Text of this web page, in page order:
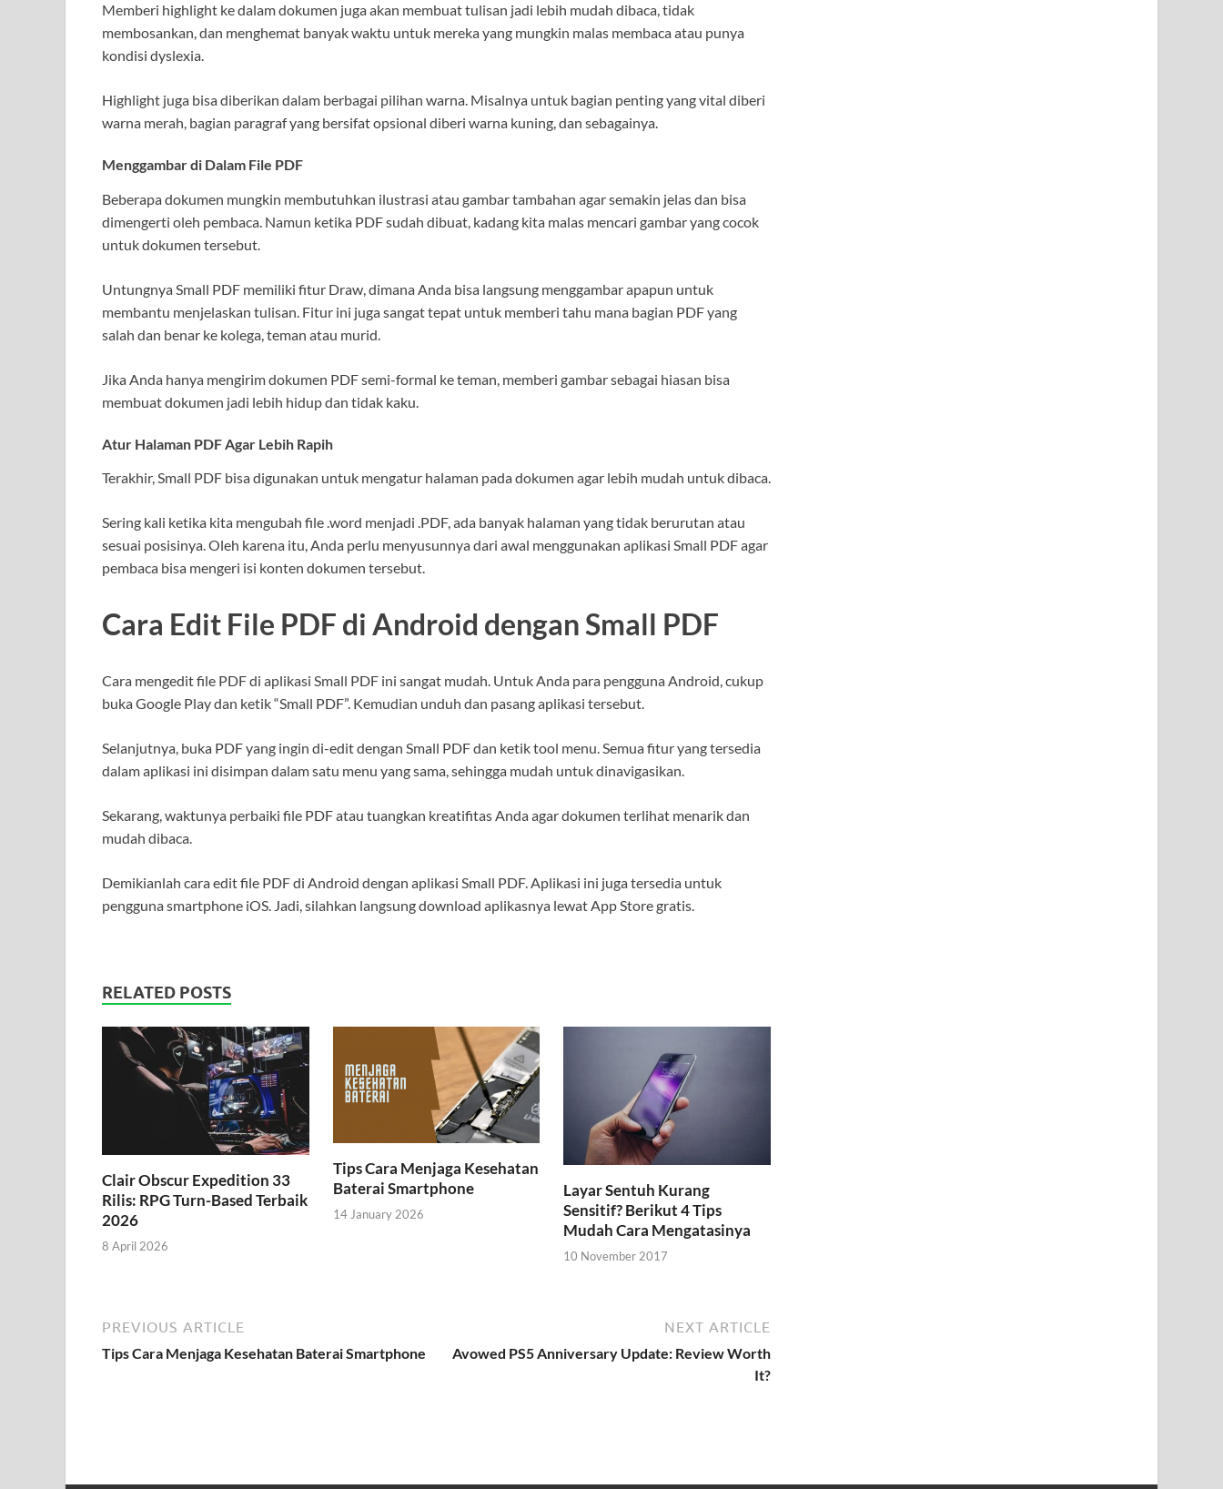
Memberi highlight ke dalam dokumen juga akan membuat tulisan jadi lebih mudah dibaca, tidak
membosankan, dan menghemat banyak waktu untuk mereka yang mungkin malas membaca atau punya
kondisi dyslexia.
Highlight juga bisa diberikan dalam berbagai pilihan warna. Misalnya untuk bagian penting yang vital diberi
warna merah, bagian paragraf yang bersifat opsional diberi warna kuning, dan sebagainya.
Menggambar di Dalam File PDF
Beberapa dokumen mungkin membutuhkan ilustrasi atau gambar tambahan agar semakin jelas dan bisa
dimengerti oleh pembaca. Namun ketika PDF sudah dibuat, kadang kita malas mencari gambar yang cocok
untuk dokumen tersebut.
Untungnya Small PDF memiliki fitur Draw, dimana Anda bisa langsung menggambar apapun untuk
membantu menjelaskan tulisan. Fitur ini juga sangat tepat untuk memberi tahu mana bagian PDF yang
salah dan benar ke kolega, teman atau murid.
Jika Anda hanya mengirim dokumen PDF semi-formal ke teman, memberi gambar sebagai hiasan bisa
membuat dokumen jadi lebih hidup dan tidak kaku.
Atur Halaman PDF Agar Lebih Rapih
Terakhir, Small PDF bisa digunakan untuk mengatur halaman pada dokumen agar lebih mudah untuk dibaca.
Sering kali ketika kita mengubah file .word menjadi .PDF, ada banyak halaman yang tidak berurutan atau
sesuai posisinya. Oleh karena itu, Anda perlu menyusunnya dari awal menggunakan aplikasi Small PDF agar
pembaca bisa mengeri isi konten dokumen tersebut.
Cara Edit File PDF di Android dengan Small PDF
Cara mengedit file PDF di aplikasi Small PDF ini sangat mudah. Untuk Anda para pengguna Android, cukup
buka Google Play dan ketik “Small PDF”. Kemudian unduh dan pasang aplikasi tersebut.
Selanjutnya, buka PDF yang ingin di-edit dengan Small PDF dan ketik tool menu. Semua fitur yang tersedia
dalam aplikasi ini disimpan dalam satu menu yang sama, sehingga mudah untuk dinavigasikan.
Sekarang, waktunya perbaiki file PDF atau tuangkan kreatifitas Anda agar dokumen terlihat menarik dan
mudah dibaca.
Demikianlah cara edit file PDF di Android dengan aplikasi Small PDF. Aplikasi ini juga tersedia untuk
pengguna smartphone iOS. Jadi, silahkan langsung download aplikasnya lewat App Store gratis.
RELATED POSTS
Clair Obscur Expedition 33
Rilis: RPG Turn-Based Terbaik
2026
8 April 2026
Tips Cara Menjaga Kesehatan
Baterai Smartphone
14 January 2026
Layar Sentuh Kurang
Sensitif? Berikut 4 Tips
Mudah Cara Mengatasinya
10 November 2017
PREVIOUS ARTICLE
Tips Cara Menjaga Kesehatan Baterai Smartphone
NEXT ARTICLE
Avowed PS5 Anniversary Update: Review Worth
It?